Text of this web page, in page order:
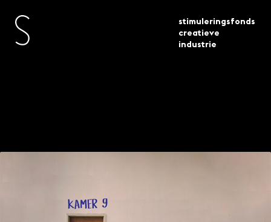
stimuleringsfonds
creatieve
industrie